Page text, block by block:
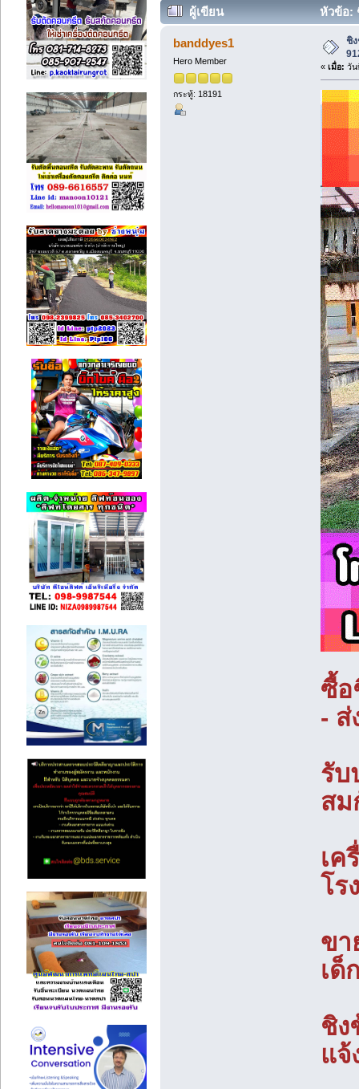
ผู้เขียน
หัวข้อ:
ครั้ง)
banddyes1
Hero Member
กระทู้: 18191
ชิ
« เมื่อ: วัน
ซื้อ
- ส่
รับ
สม
เค
โร
ขา
เด็
ชิง
แจ้